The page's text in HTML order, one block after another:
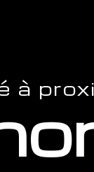
à